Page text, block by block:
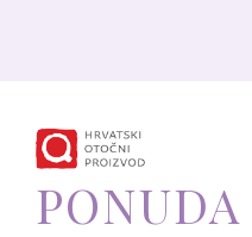
PONUDA